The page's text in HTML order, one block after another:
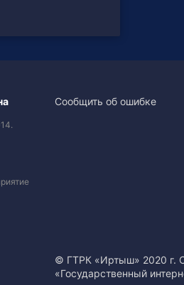
Сообщить об ошибке
© ГТРК «Иртыш» 2020 г.
«Государственный